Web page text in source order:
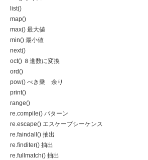
list()
map()
max() 最大値
min() 最小値
next()
oct() ８進数に変換
ord()
pow() べき乗 余り
print()
range()
re.compile() パターン
re.escape() エスケープシーケンス
re.faindall() 抽出
re.finditer() 抽出
re.fullmatch() 抽出